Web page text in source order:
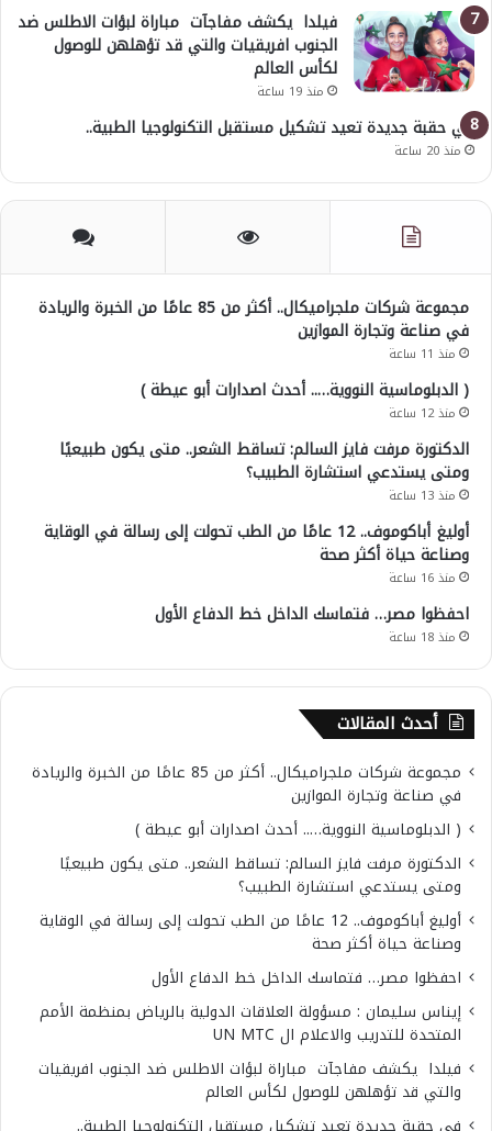
فيلدا يكشف مفاجآت مباراة لبؤات الاطلس ضد
الجنوب افريقيات والتي قد تؤهلهن للوصول
لكأس العالم
منذ 19 ساعة
في حقبة جديدة تعيد تشكيل مستقبل التكنولوجيا الطبية..
منذ 20 ساعة
مجموعة شركات ملجراميكال.. أكثر من 85 عامًا من الخبرة والريادة
في صناعة وتجارة الموازين
منذ 11 ساعة
( الدبلوماسية النووية….. أحدث اصدارات أبو عيطة )
منذ 12 ساعة
الدكتورة مرفت فايز السالم: تساقط الشعر.. متى يكون طبيعيًا
ومتى يستدعي استشارة الطبيب؟
منذ 13 ساعة
أوليغ أباكوموف.. 12 عامًا من الطب تحولت إلى رسالة في الوقاية
وصناعة حياة أكثر صحة
منذ 16 ساعة
احفظوا مصر… فتماسك الداخل خط الدفاع الأول
منذ 18 ساعة
أحدث المقالات
مجموعة شركات ملجراميكال.. أكثر من 85 عامًا من الخبرة والريادة
في صناعة وتجارة الموازين
( الدبلوماسية النووية….. أحدث اصدارات أبو عيطة )
الدكتورة مرفت فايز السالم: تساقط الشعر.. متى يكون طبيعيًا
ومتى يستدعي استشارة الطبيب؟
أوليغ أباكوموف.. 12 عامًا من الطب تحولت إلى رسالة في الوقاية
وصناعة حياة أكثر صحة
احفظوا مصر… فتماسك الداخل خط الدفاع الأول
إيناس سليمان : مسؤولة العلاقات الدولية بالرياض بمنظمة الأمم
المتحدة للتدريب والاعلام ال UN MTC
فيلدا يكشف مفاجآت مباراة لبؤات الاطلس ضد الجنوب افريقيات
والتي قد تؤهلهن للوصول لكأس العالم